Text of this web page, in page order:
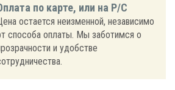
по карте, или на Р/С
остается неизменной, независимо
способа оплаты. Мы заботимся о
и удобстве